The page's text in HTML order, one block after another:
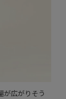
が広がりそう